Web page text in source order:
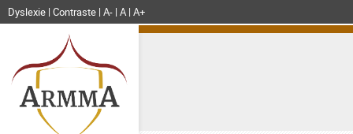
Dyslexie Contraste A- A A+